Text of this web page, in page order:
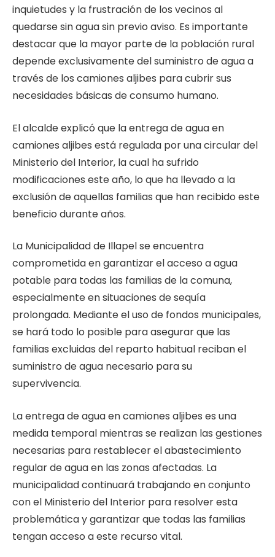
inquietudes y la frustración de los vecinos al
quedarse sin agua sin previo aviso. Es importante
destacar que la mayor parte de la población rural
depende exclusivamente del suministro de agua a
través de los camiones aljibes para cubrir sus
necesidades básicas de consumo humano.
El alcalde explicó que la entrega de agua en
camiones aljibes está regulada por una circular del
Ministerio del Interior, la cual ha sufrido
modificaciones este año, lo que ha llevado a la
exclusión de aquellas familias que han recibido este
beneficio durante años.
La Municipalidad de Illapel se encuentra
comprometida en garantizar el acceso a agua
potable para todas las familias de la comuna,
especialmente en situaciones de sequía
prolongada. Mediante el uso de fondos municipales,
se hará todo lo posible para asegurar que las
familias excluidas del reparto habitual reciban el
suministro de agua necesario para su
supervivencia.
La entrega de agua en camiones aljibes es una
medida temporal mientras se realizan las gestiones
necesarias para restablecer el abastecimiento
regular de agua en las zonas afectadas. La
municipalidad continuará trabajando en conjunto
con el Ministerio del Interior para resolver esta
problemática y garantizar que todas las familias
tengan acceso a este recurso vital.